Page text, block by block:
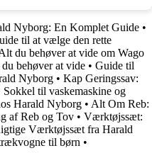
Nyborg: En Komplet Guide •
til at vælge den rette
du behøver at vide om Wago
behøver at vide • Guide til
Nyborg • Kap Geringssav:
Sokkel til vaskemaskine og
Harald Nyborg • Alt Om Reb:
af Reb og Tov • Værktøjssæt:
Værktøjssæt fra Harald
til børn •